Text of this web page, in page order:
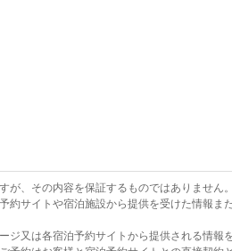
、その内容を保証するものではありません
サイトや宿泊施設から提供を受けた情報
又は各宿泊予約サイトから提供される情報